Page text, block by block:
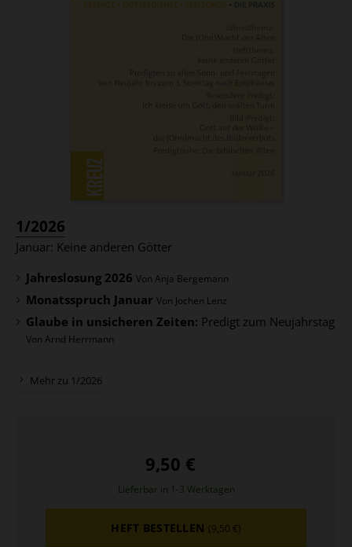
1/2026
Januar: Keine anderen Götter
Jahreslosung 2026 Von Anja Bergemann
Monatsspruch Januar Von Jochen Lenz
Glaube in unsicheren Zeiten: Predigt zum Neujahrstag
Von Arnd Herrmann
Mehr zu 1/2026
9,50 €
Lieferbar in 1-3 Werktagen
HEFT BESTELLEN (9,50 €)